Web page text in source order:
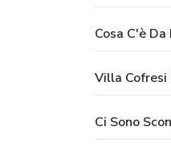
Cosa C'è
Villa
Ci Sono